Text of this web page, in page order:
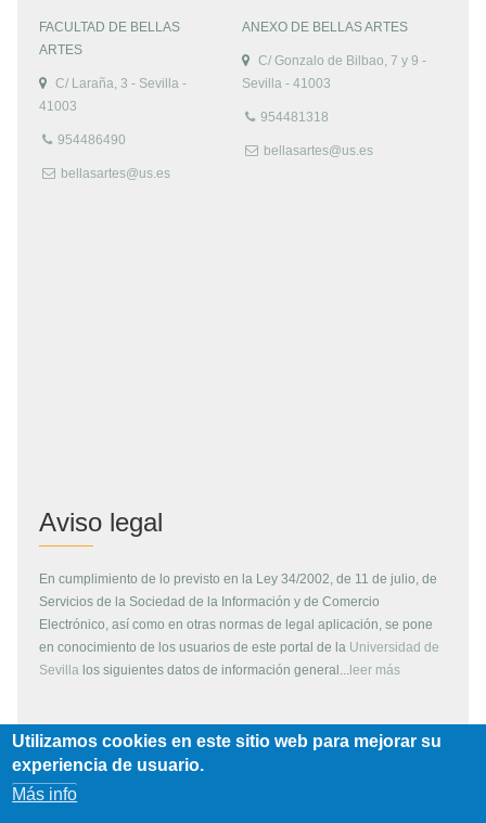
FACULTAD DE BELLAS
ARTES
C/ Laraña, 3 - Sevilla -
41003
954486490
bellasartes@us.es
ANEXO DE BELLAS ARTES
C/ Gonzalo de Bilbao, 7 y 9 -
Sevilla - 41003
954481318
bellasartes@us.es
Aviso legal
En cumplimiento de lo previsto en la Ley 34/2002, de 11 de julio, de
Servicios de la Sociedad de la Información y de Comercio
Electrónico, así como en otras normas de legal aplicación, se pone
en conocimiento de los usuarios de este portal de la Universidad de
Sevilla los siguientes datos de información general... leer más
Copyright
Todos los contenidos de este servidor WEB, son propiedad de la
Utilizamos cookies en este sitio web para mejorar su
experiencia de usuario.
Más info